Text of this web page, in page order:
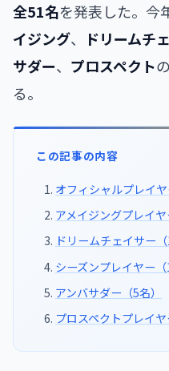
全51名を発表した。今
イジング、 ドリームチ
サダー、 プロスペクト
る。
この記事の内容
オフィシャルプレイヤ
アメイジングプレイヤ
ドリームチェイサー（
シーズンプレイヤー（
アンバサダー（5名）
プロスペクトプレイヤ